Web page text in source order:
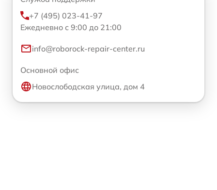
+7 (495) 023-41-97
Ежедневно с 9:00 до 21:00
info@roborock-repair-center.ru
Основной офис
Новослободская улица, дом 4